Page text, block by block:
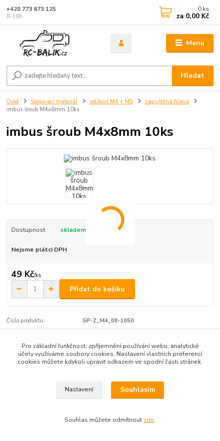
Menu
Hledat
+420 773 873 125
8-18h
0 ks
za 0,00 Kč
Úvod Spojovací materiál velikost M4 + M5
zapuštěná hlava
imbus šroub M4x8mm 10ks
imbus šroub M4x8mm 10ks
Dostupnost skladem
Nejsme plátci DPH
49 Kč/ks
Přidat do košíku
Číslo produktu: SP-Z_M4_08-1050
Zboží zařazeno v kategoriích
Vytvořeno na Eshop-rychle.cz
Pro základní funkčnost, zpříjemnění používání webu, analytické
účely využíváme soubory cookies. Nastavení vlastních preferencí
cookies můžete kdykoli upravit odkazem ve spodní části stránek.
Nastavení Souhlasím
Souhlas můžete odmítnout zde.